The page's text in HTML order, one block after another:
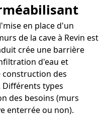
en place d'un
de la cave à Revin est
crée une barrière
d'eau et
construction des
types
des besoins (murs
enterrée ou non).